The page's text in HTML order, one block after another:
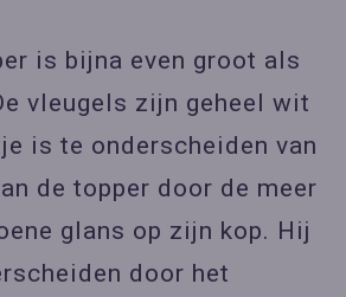
is bijna even groot als
vleugels zijn geheel wit
is te onderscheiden van
de topper door de meer
glans op zijn kop. Hij
door het